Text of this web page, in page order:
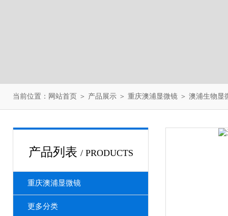
当前位置： 网站首页 ＞ 产品展示 ＞ 重庆澳浦显微镜 ＞ 澳浦生物显
产品列表 / PRODUCTS
重庆澳浦显微镜
更多分类